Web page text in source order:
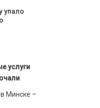
упало
услуги
Минске –